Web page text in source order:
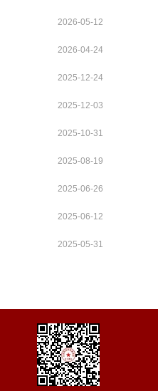
2026-05-12
2026-04-24
2025-12-24
2025-12-03
2025-10-31
2025-08-19
2025-06-26
2025-06-12
2025-05-31